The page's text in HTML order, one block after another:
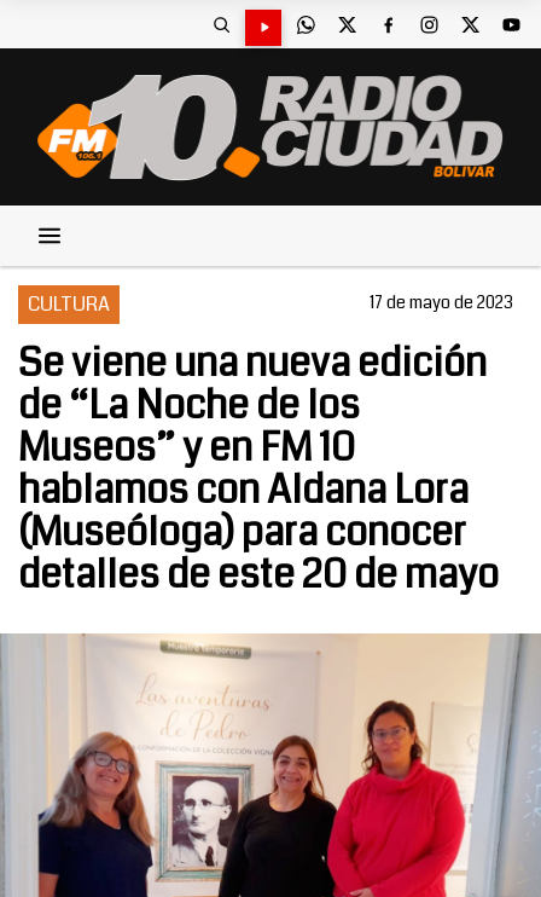
CULTURA 17 de mayo de 2023
Se viene una nueva edición
de “La Noche de los
Museos” y en FM 10
hablamos con Aldana Lora
(Museóloga) para conocer
detalles de este 20 de mayo